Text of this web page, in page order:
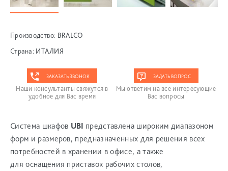
Производство: BRALCO
Страна: ИТАЛИЯ
Наши консультанты свяжутся в
удобное для Вас время
ЗАКАЗАТЬ ЗВОНОК
Мы ответим на все интересующие
Вас вопросы
ЗАДАТЬ ВОПРОС
Система шкафов UBI представлена широким диапазоном
форм и размеров, предназначенных для решения всех
потребностей в хранении в офисе, а также
для оснащения приставок рабочих столов,